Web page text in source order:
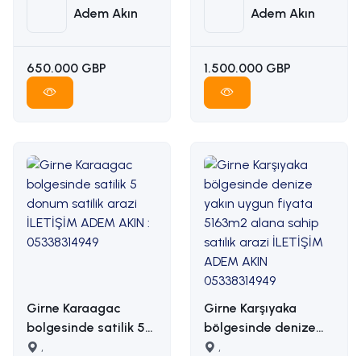
ADEM AKINAdem Akın
650.000 GBP
AKIN : 05338314949
Adem Akın
1.500.000 GBP
Girne Karaagac
bolgesinde satilik 5
donum satilik arazi
,
Girne Karşıyaka
bölgesinde denize
yakın uygun fiyata
,